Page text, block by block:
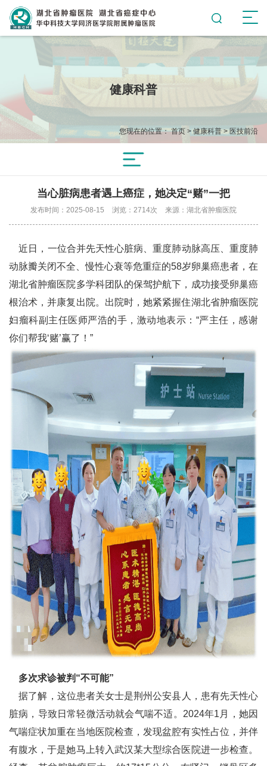
健康科普
您现在的位置： 首页 >健康科普>医技前沿
当心脏病患者遇上癌症，她决定“赌”一把
发布时间：2025-08-15 浏览：2714次 来源：湖北省肿瘤医院
近日，一位合并先天性心脏病、重度肺动脉高压、重度肺
动脉瓣关闭不全、慢性心衰等危重症的58岁卵巢癌患者，在
湖北省肿瘤医院多学科团队的保驾护航下，成功接受卵巢癌
根治术，并康复出院。出院时，她紧紧握住湖北省肿瘤医院
妇瘤科副主任医师严浩的手，激动地表示：“严主任，感谢
你们帮我‘赌’赢了！”
多次求诊被判“不可能”
据了解，这位患者关女士是荆州公安县人，患有先天性心
脏病，导致日常轻微活动就会气喘不适。2024年1月，她因
气喘症状加重在当地医院检查，发现盆腔有实性占位，并伴
有腹水，于是她马上转入武汉某大型综合医院进一步检查。